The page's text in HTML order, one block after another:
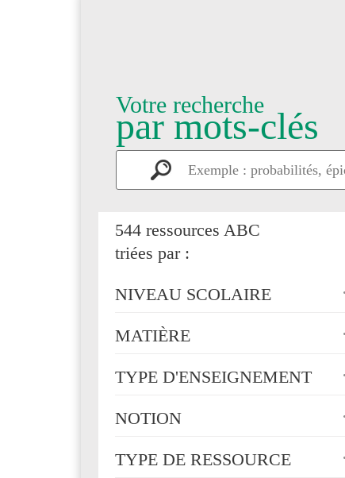
Votre recherche
par mots-clés
544 ressources ABC
triées par :
NIVEAU SCOLAIRE
MATIÈRE
TYPE D'ENSEIGNEMENT
NOTION
TYPE DE RESSOURCE